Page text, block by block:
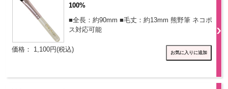
100%
■全長：約90mm ■毛丈：約13mm 熊野筆 ネコポ
ス対応可能
価格： 1,100円(税込)